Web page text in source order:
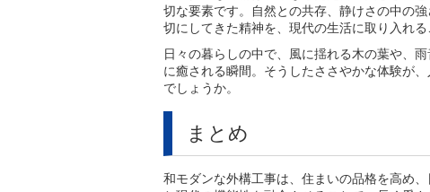
切な要素です。自然との共存、静けさの中の
切にしてきた精神を、現代の生活に取り入れ
日々の暮らしの中で、風に揺れる木の葉や、
に癒される瞬間。そうしたささやかな体験が
でしょうか。
まとめ
和モダンな外構工事は、住まいの品格を高め